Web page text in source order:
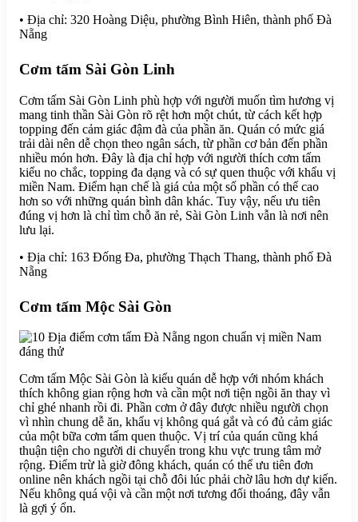
• Địa chỉ: 320 Hoàng Diệu, phường Bình Hiên, thành phố Đà
Nẵng
Cơm tấm Sài Gòn Linh
Cơm tấm Sài Gòn Linh phù hợp với người muốn tìm hương vị
mang tinh thần Sài Gòn rõ rệt hơn một chút, từ cách kết hợp
topping đến cảm giác đậm đà của phần ăn. Quán có mức giá
trải dài nên dễ chọn theo ngân sách, từ phần cơ bản đến phần
nhiều món hơn. Đây là địa chỉ hợp với người thích cơm tấm
kiểu no chắc, topping đa dạng và có sự quen thuộc với khẩu vị
miền Nam. Điểm hạn chế là giá của một số phần có thể cao
hơn so với những quán bình dân khác. Tuy vậy, nếu ưu tiên
đúng vị hơn là chỉ tìm chỗ ăn rẻ, Sài Gòn Linh vẫn là nơi nên
lưu lại.
• Địa chỉ: 163 Đống Đa, phường Thạch Thang, thành phố Đà
Nẵng
Cơm tấm Mộc Sài Gòn
Cơm tấm Mộc Sài Gòn là kiểu quán dễ hợp với nhóm khách
thích không gian rộng hơn và cần một nơi tiện ngồi ăn thay vì
chỉ ghé nhanh rồi đi. Phần cơm ở đây được nhiều người chọn
vì nhìn chung dễ ăn, khẩu vị không quá gắt và có đủ cảm giác
của một bữa cơm tấm quen thuộc. Vị trí của quán cũng khá
thuận tiện cho người di chuyển trong khu vực trung tâm mở
rộng. Điểm trừ là giờ đông khách, quán có thể ưu tiên đơn
online nên khách ngồi tại chỗ đôi lúc phải chờ lâu hơn dự kiến.
Nếu không quá vội và cần một nơi tương đối thoáng, đây vẫn
là gợi ý ổn.